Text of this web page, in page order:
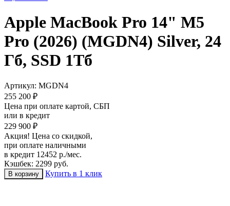
Apple MacBook Pro 14" M5
Pro (2026) (MGDN4) Silver, 24
Гб, SSD 1Тб
Артикул: MGDN4
255 200 ₽
Цена при оплате картой, СБП
или в кредит
229 900 ₽
Акция! Цена со скидкой,
при оплате наличными
в кредит 12452 р./мес.
Кэшбек: 2299 руб.
Купить в 1 клик